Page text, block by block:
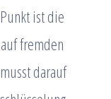
ist die
fremden
darauf